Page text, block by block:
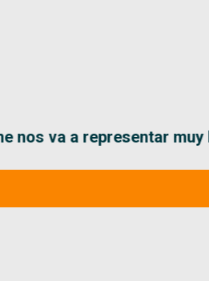
a representar muy bien